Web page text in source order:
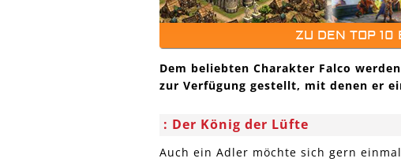
ZU DEN TOP 10
Dem beliebten Charakter Falco
zur Verfügung gestellt, mit denen er
Der König der Lüfte
Auch ein Adler möchte sich gern